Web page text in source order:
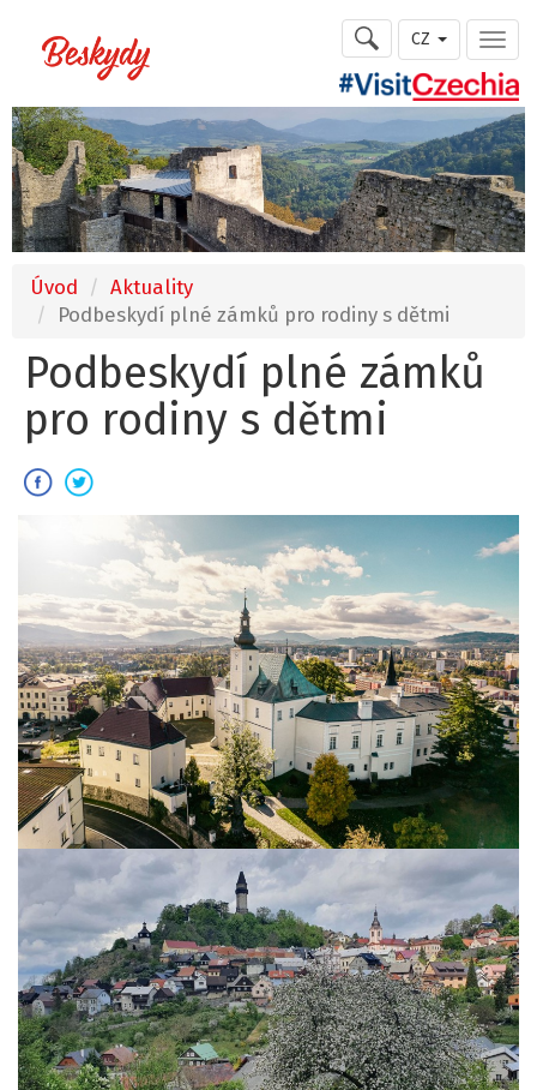
CZ
Úvod
Aktuality
Podbeskydí plné zámků pro rodiny s dětmi
Podbeskydí plné zámků
pro rodiny s dětmi